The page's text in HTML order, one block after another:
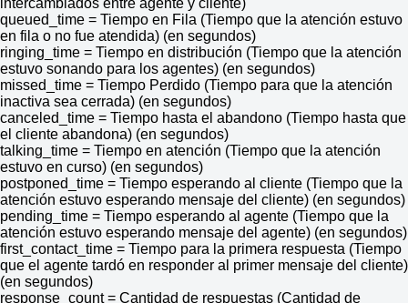
intercambiados entre agente y cliente)
queued_time = Tiempo en Fila (Tiempo que la atención estuvo
en fila o no fue atendida) (en segundos)
ringing_time = Tiempo en distribución (Tiempo que la atención
estuvo sonando para los agentes) (en segundos)
missed_time = Tiempo Perdido (Tiempo para que la atención
inactiva sea cerrada) (en segundos)
canceled_time = Tiempo hasta el abandono (Tiempo hasta que
el cliente abandona) (en segundos)
talking_time = Tiempo en atención (Tiempo que la atención
estuvo en curso) (en segundos)
postponed_time = Tiempo esperando al cliente (Tiempo que la
atención estuvo esperando mensaje del cliente) (en segundos)
pending_time = Tiempo esperando al agente (Tiempo que la
atención estuvo esperando mensaje del agente) (en segundos)
first_contact_time = Tiempo para la primera respuesta (Tiempo
que el agente tardó en responder al primer mensaje del cliente)
(en segundos)
response_count = Cantidad de respuestas (Cantidad de